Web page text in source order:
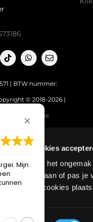
Even de cookies
Excuus voor het
Klik op toestaan of pas je
waarom wij cookies
| BTW nummer:
© 2018-2026 |
Ink | Algemene
Policy
Mijn
Ik had een
Alexey. Ik
Instagram
resultaat.